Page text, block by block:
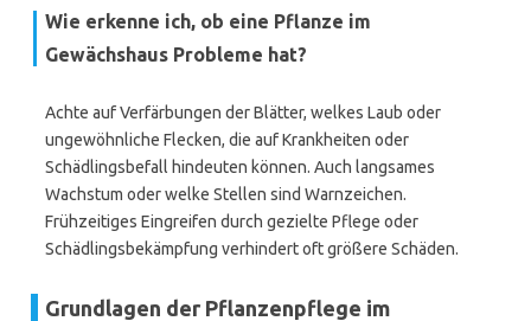
Wie erkenne ich, ob eine Pflanze im
Gewächshaus Probleme hat?
Achte auf Verfärbungen der Blätter, welkes Laub oder
ungewöhnliche Flecken, die auf Krankheiten oder
Schädlingsbefall hindeuten können. Auch langsames
Wachstum oder welke Stellen sind Warnzeichen.
Frühzeitiges Eingreifen durch gezielte Pflege oder
Schädlingsbekämpfung verhindert oft größere Schäden.
Grundlagen der Pflanzenpflege im